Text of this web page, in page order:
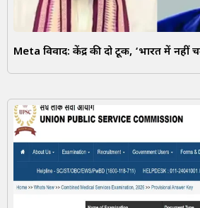
Meta विवाद: केंद्र की दो टूक, ‘भारत में नहीं